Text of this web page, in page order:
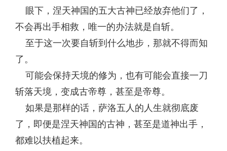
眼下，涅天神国的五大古神已经放弃他们了，
不会再出手相救，唯一的办法就是自斩。
至于这一次要自斩到什么地步，那就不得而知
了。
可能会保持天境的修为，也有可能会直接一刀
斩落天境，变成古帝尊，甚至是帝尊。
如果是那样的话，萨洛五人的人生就彻底废
了，即便是涅天神国的古神，甚至是道神出手，
都难以扶植起来。